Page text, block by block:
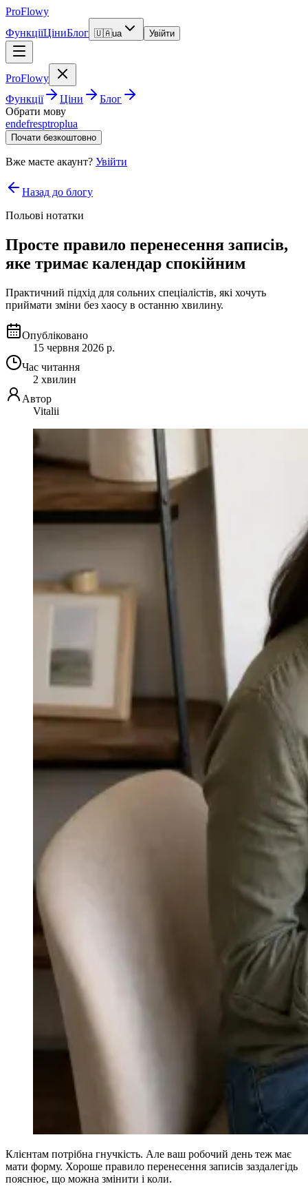
ProFlowy
ФункціїЦіниБлог 🇺🇦ua Увійти
ProFlowy
Функції
Ціни
Блог
Обрати мову
endefresptroplua
Почати безкоштовно
Вже маєте акаунт? Увійти
Назад до блогу
Польові нотатки
Просте правило перенесення записів,
яке тримає календар спокійним
Практичний підхід для сольних спеціалістів, які хочуть
приймати зміни без хаосу в останню хвилину.
Опубліковано
15 червня 2026 р.
Час читання
2 хвилин
Автор
Vitalii
Клієнтам потрібна гнучкість. Але ваш робочий день теж має
мати форму. Хороше правило перенесення записів заздалегідь
пояснює, що можна змінити і коли.